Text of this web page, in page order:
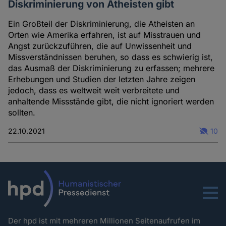
Diskriminierung von Atheisten gibt
Ein Großteil der Diskriminierung, die Atheisten an
Orten wie Amerika erfahren, ist auf Misstrauen und
Angst zurückzuführen, die auf Unwissenheit und
Missverständnissen beruhen, so dass es schwierig ist,
das Ausmaß der Diskriminierung zu erfassen; mehrere
Erhebungen und Studien der letzten Jahre zeigen
jedoch, dass es weltweit weit verbreitete und
anhaltende Missstände gibt, die nicht ignoriert werden
sollten.
22.10.2021 10
Menu
Der hpd ist mit mehreren Millionen Seitenaufrufen im